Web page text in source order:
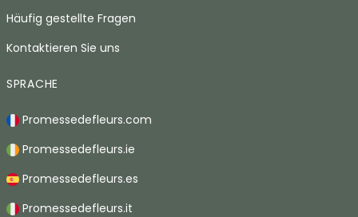
Häufig gestellte Fragen
Kontaktieren Sie uns
SPRACHE
Promessedefleurs.com
Promessedefleurs.ie
Promessedefleurs.es
Promessedefleurs.it